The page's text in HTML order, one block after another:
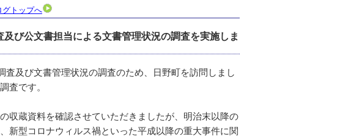
グトップへ
び公文書担当による文書管理状況の調査を実施しま
及び文書管理状況の調査のため、日野町を訪問しまし
査です。
収蔵資料を確認させていただきましたが、明治末以降の
新型コロナウィルス禍といった平成以降の重大事件に関